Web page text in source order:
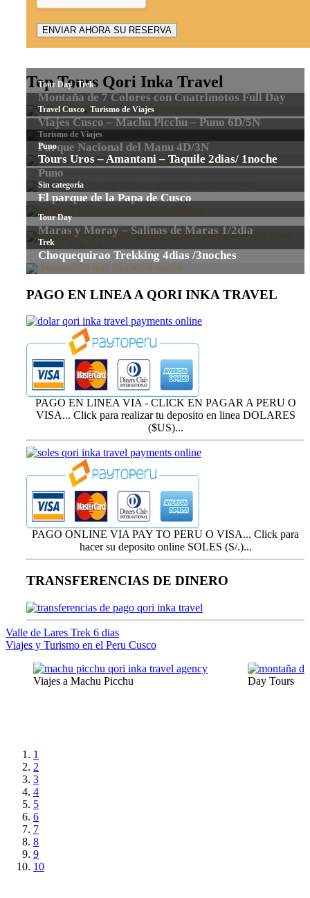
Top Tours Qori Inka Travel
PAGO EN LINEA A QORI INKA TRAVEL
PAGO EN LINEA VIA - CLICK EN PAGAR A PERU O
VISA... Click para realizar tu deposito en linea DOLARES
($US)...
PAGO ONLINE VIA PAY TO PERU O VISA... Click para
hacer su deposito online SOLES (S/.)...
TRANSFERENCIAS DE DINERO
Navegación
de
entradas
Valle de Lares Trek 6 dias
Viajes y Turismo en el Peru Cusco
Viajes a Machu Picchu Day Tours
1
2
3
4
5
6
7
8
9
10